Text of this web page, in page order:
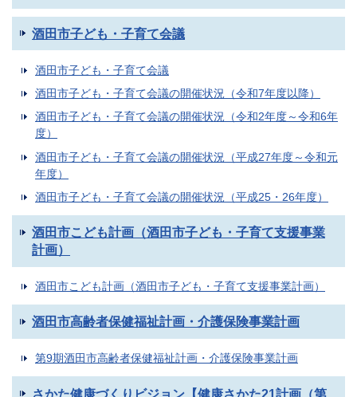
酒田市子ども・子育て会議
酒田市子ども・子育て会議
酒田市子ども・子育て会議の開催状況（令和7年度以降）
酒田市子ども・子育て会議の開催状況（令和2年度～令和6年
度）
酒田市子ども・子育て会議の開催状況（平成27年度～令和元
年度）
酒田市子ども・子育て会議の開催状況（平成25・26年度）
酒田市こども計画（酒田市子ども・子育て支援事業
計画）
酒田市こども計画（酒田市子ども・子育て支援事業計画）
酒田市高齢者保健福祉計画・介護保険事業計画
第9期酒田市高齢者保健福祉計画・介護保険事業計画
さかた健康づくりビジョン【健康さかた21計画（第